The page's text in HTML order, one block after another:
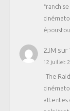
2JM sur
12 juillet
"The
attentes